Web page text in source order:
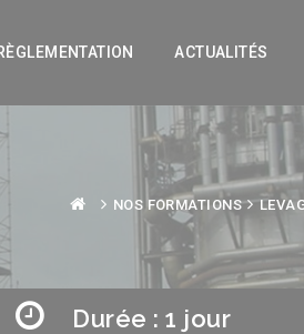
ACTUALITÉS
NOS FORMATIONS
Durée : 1 jour